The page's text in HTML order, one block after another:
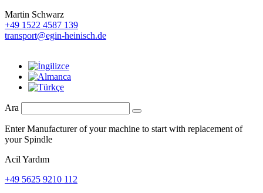
Martin Schwarz
+49 1522 4587 139
transport@egin-heinisch.de
Ara
Enter Manufacturer of your machine to start with replacement of
your Spindle
Acil Yardım
+49 5625 9210 112